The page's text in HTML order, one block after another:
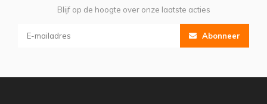
Blijf op de hoogte over onze laatste acties
Abonneer